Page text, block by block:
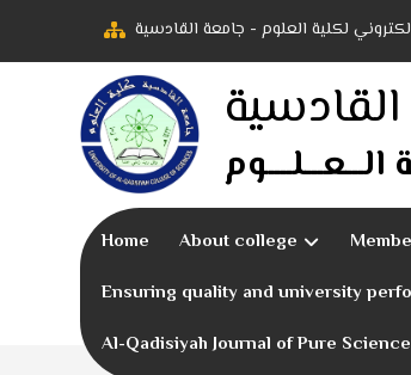
لكلية العلوم - جامعة القادسية
الـــعـــلــــوم
Home About college
Ensuring quality and university
Al-Qadisiyah Journal of Pure